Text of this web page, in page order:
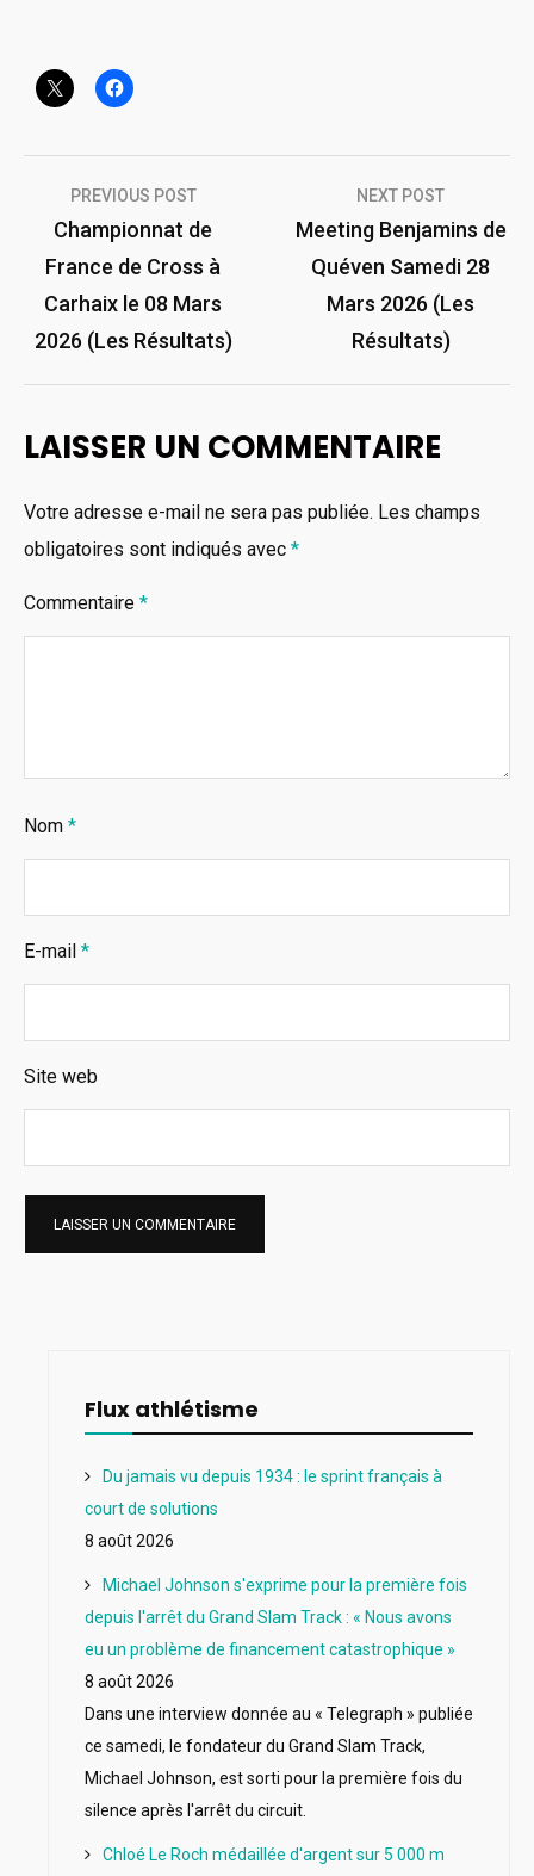
Navigation
de
l’article
PREVIOUS POST
Championnat de
France de Cross à
Carhaix le 08 Mars
2026 (Les Résultats)
NEXT POST
Meeting Benjamins de
Quéven Samedi 28
Mars 2026 (Les
Résultats)
LAISSER UN COMMENTAIRE
Votre adresse e-mail ne sera pas publiée. Les champs
obligatoires sont indiqués avec *
Commentaire *
Nom *
E-mail *
Site web
Flux athlétisme
Du jamais vu depuis 1934 : le sprint français à
court de solutions
8 août 2026
Michael Johnson s'exprime pour la première fois
depuis l'arrêt du Grand Slam Track : « Nous avons
eu un problème de financement catastrophique »
8 août 2026
Dans une interview donnée au « Telegraph » publiée
ce samedi, le fondateur du Grand Slam Track,
Michael Johnson, est sorti pour la première fois du
silence après l'arrêt du circuit.
Chloé Le Roch médaillée d'argent sur 5 000 m